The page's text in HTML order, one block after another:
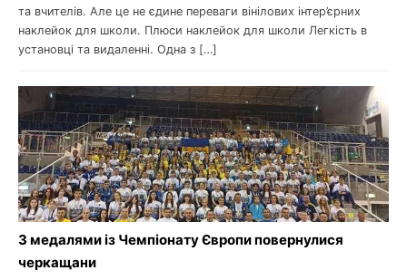
та вчителів. Але це не єдине переваги вінілових інтер’єрних
наклейок для школи. Плюси наклейок для школи Легкість в
установці та видаленні. Одна з […]
З медалями із Чемпіонату Європи повернулися
черкащани